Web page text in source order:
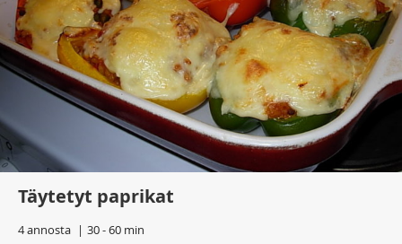
Täytetyt paprikat
4 annosta 30 - 60 min